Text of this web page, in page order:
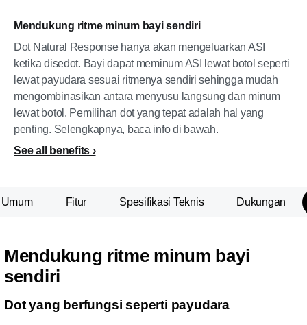
Mendukung ritme minum bayi sendiri
Dot Natural Response hanya akan mengeluarkan ASI
ketika disedot. Bayi dapat meminum ASI lewat botol seperti
lewat payudara sesuai ritmenya sendiri sehingga mudah
mengombinasikan antara menyusu langsung dan minum
lewat botol. Pemilihan dot yang tepat adalah hal yang
penting. Selengkapnya, baca info di bawah.
See all benefits
Fitur Spesifikasi Teknis Dukungan
Mendukung ritme minum bayi
sendiri
Dot yang berfungsi seperti payudara